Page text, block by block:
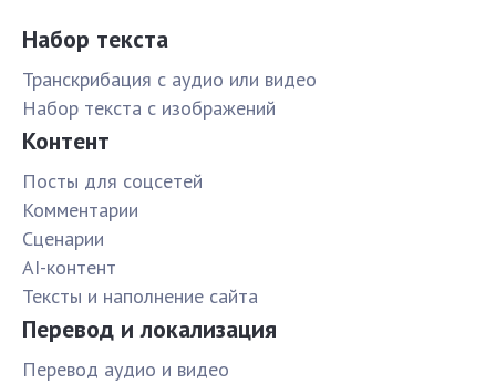
Набор текста
Транскрибация с аудио или видео
Набор текста с изображений
Контент
Посты для соцсетей
Комментарии
Сценарии
AI-контент
Тексты и наполнение сайта
Перевод и локализация
Перевод аудио и видео